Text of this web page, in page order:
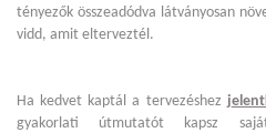
tényezők összeadódva látványosan
vidd, amit elterveztél.
Ha kedvet kaptál a tervezéshez j
gyakorlati útmutatót kapsz saját